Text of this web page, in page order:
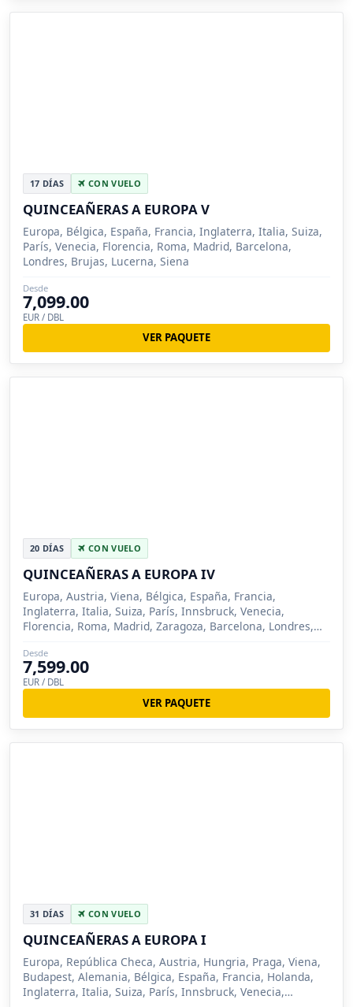
17 DÍAS CON VUELO
QUINCEAÑERAS A EUROPA V
Europa, Bélgica, España, Francia, Inglaterra, Italia, Suiza,
París, Venecia, Florencia, Roma, Madrid, Barcelona,
Londres, Brujas, Lucerna, Siena
Desde
7,099.00
EUR / DBL
VER PAQUETE
20 DÍAS CON VUELO
QUINCEAÑERAS A EUROPA IV
Europa, Austria, Viena, Bélgica, España, Francia,
Inglaterra, Italia, Suiza, París, Innsbruck, Venecia,
Florencia, Roma, Madrid, Zaragoza, Barcelona, Londres,
Desde
7,599.00
EUR / DBL
VER PAQUETE
31 DÍAS CON VUELO
QUINCEAÑERAS A EUROPA I
Europa, República Checa, Austria, Hungria, Praga, Viena,
Budapest, Alemania, Bélgica, España, Francia, Holanda,
Inglaterra, Italia, Suiza, París, Innsbruck, Venecia,